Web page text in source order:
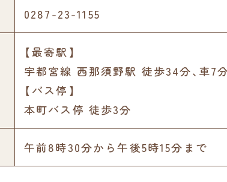
0287-23-1155
【最寄駅】
宇都宮線 西那須野駅 徒歩34分､車7
【バス停】
本町バス停 徒歩3分
午前8時30分から午後5時15分まで